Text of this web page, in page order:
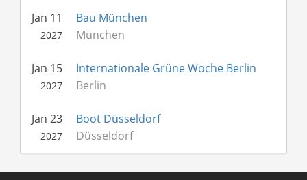
Jan 11
2027
Bau München
München
Jan 15
2027
Internationale Grüne Woche Berlin
Berlin
Jan 23
2027
Boot Düsseldorf
Düsseldorf